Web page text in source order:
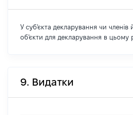
У суб'єкта декларування чи членів
об'єкти для декларування в цьому
9. Видатки